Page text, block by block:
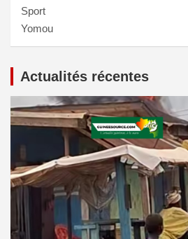
Sport
Yomou
Actualités récentes